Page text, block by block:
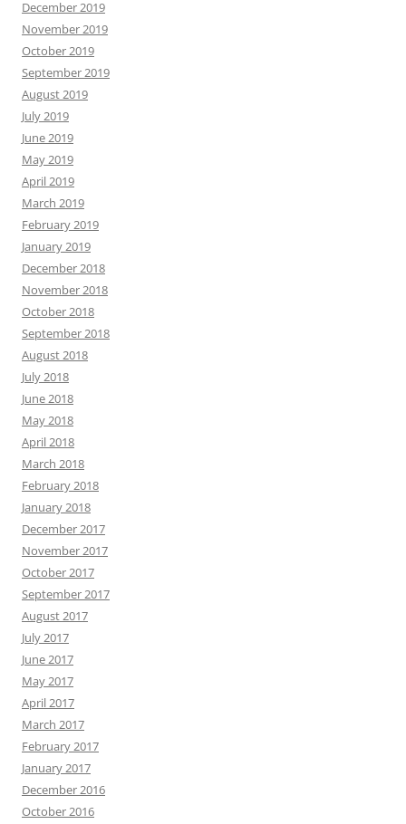
December 2019
November 2019
October 2019
September 2019
August 2019
July 2019
June 2019
May 2019
April 2019
March 2019
February 2019
January 2019
December 2018
November 2018
October 2018
September 2018
August 2018
July 2018
June 2018
May 2018
April 2018
March 2018
February 2018
January 2018
December 2017
November 2017
October 2017
September 2017
August 2017
July 2017
June 2017
May 2017
April 2017
March 2017
February 2017
January 2017
December 2016
October 2016